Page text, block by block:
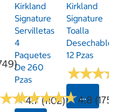
★
★4.7 (1102)
Kirkland
Signature
Servilletas
4
Paquetes
De 260
Pzas
★★★★★
★★★★★4.8 (175)
Kirkland
Signature
Toalla
Desechable
12 Pzas
★★★
★★★